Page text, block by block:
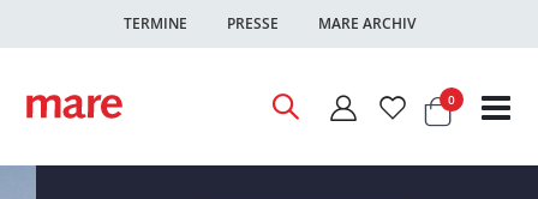
TERMINE PRESSE MARE ARCHIV
Warenkorb
0Artikel